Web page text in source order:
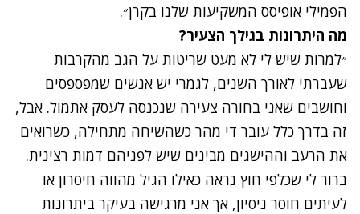
הפמילי אופיסס המשקיעות שלנו בקרן״.
מה היתרונות בגילך הצעיר?
״למרות שיש לי לא מעט שריטות על הגב מהקרבות
שעברתי לאורך השנים, לגמרי יש אנשים שמפספסים
וחושבים שאני בחורה צעירה שנכנסה לעסק אתמול. אבל,
זה בדרך כלל עובר די מהר כשהשיחה מתחילה, כשרואים
את הרעב וההישגים מבינים שיש לפניהם דמות רצינית.
ברור לי שכלפי חוץ נראה כאילו הגיל מהווה חיסרון או
לעיתים חוסר ניסיון, אך אני מרגישה בעיקר ביתרונות